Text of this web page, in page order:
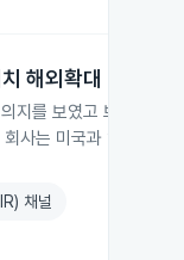
해외확대
지를 보였고 브이씨는
사는 미국과 일본 진
채널